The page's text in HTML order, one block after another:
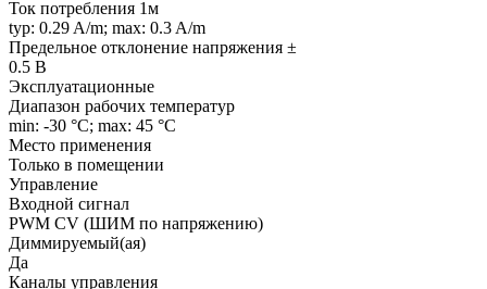
Ток потребления 1м
typ: 0.29 A/m; max: 0.3 A/m
Предельное отклонение напряжения ±
0.5 В
Эксплуатационные
Диапазон рабочих температур
min: -30 °C; max: 45 °C
Место применения
Только в помещении
Управление
Входной сигнал
PWM СV (ШИМ по напряжению)
Диммируемый(ая)
Да
Каналы управления